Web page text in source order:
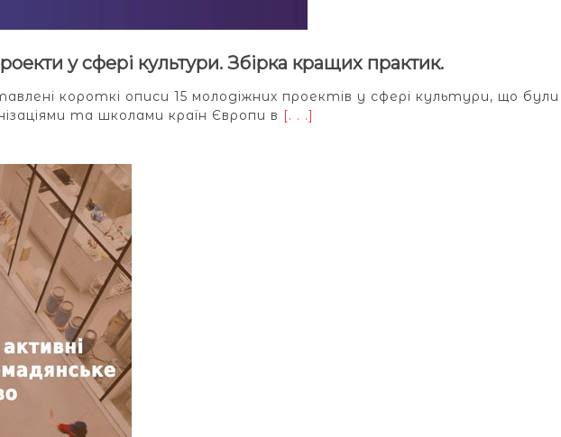
у сфері культури. Збірка кращих практик.
короткі описи 15 молодіжних проектів у сфері культури, що були
та школами країн Європи в [. . .]